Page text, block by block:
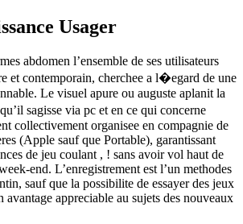
Usager
abdomen l’ensemble de ses utilisateurs
et contemporain, cherchee a l�egard de une
Le visuel apure ou auguste aplanit la
sagisse via pc et en ce qui concerne
collectivement organisee en compagnie de
(Apple sauf que Portable), garantissant
de jeu coulant , ! sans avoir vol haut de
end. L’enregistrement est l’un methodes
sauf que la possibilite de essayer des jeux
avantage appreciable au sujets des nouveaux